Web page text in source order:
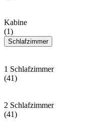
Kabine
(1)
Schlafzimmer
1 Schlafzimmer
(41)
2 Schlafzimmer
(41)